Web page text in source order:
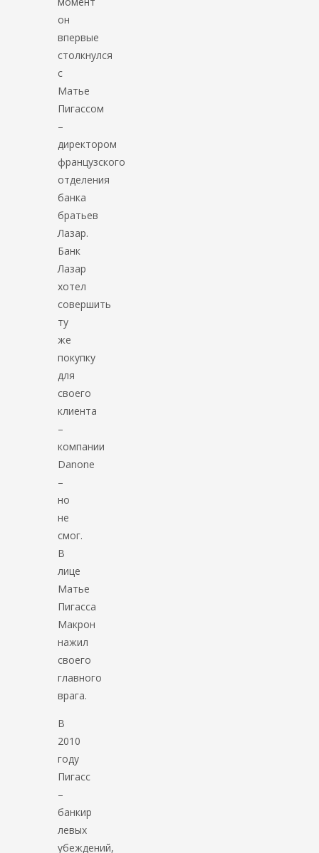
он
впервые
столкнулся
с
Матье
Пигассом
–
директором
французского
отделения
банка
братьев
Лазар.
Банк
Лазар
хотел
совершить
ту
же
покупку
для
своего
клиента
–
компании
Danone
–
но
не
смог.
В
лице
Матье
Пигасса
Макрон
нажил
своего
главного
врага.
В
2010
году
Пигасс
–
банкир
левых
убеждений,